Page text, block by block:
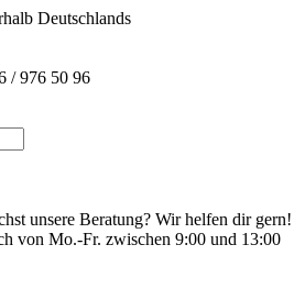
Deutschlands
/ 976 50 96
unsere Beratung? Wir helfen dir gern!
von Mo.-Fr. zwischen 9:00 und 13:00